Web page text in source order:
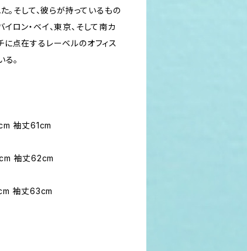
そして、彼らが持っているもの
ロン・ベイ、東京、そして南カ
に点在するレーベルのオフィス
る。
袖丈61cm
袖丈62cm
袖丈63cm